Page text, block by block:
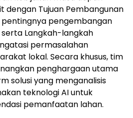
dengan Tujuan Pembangunan
pentingnya pengembangan
Langkah-langkah
permasalahan
lokal. Secara khusus, tim
penghargaan utama
solusi yang menganalisis
teknologi AI untuk
pemanfaatan lahan.